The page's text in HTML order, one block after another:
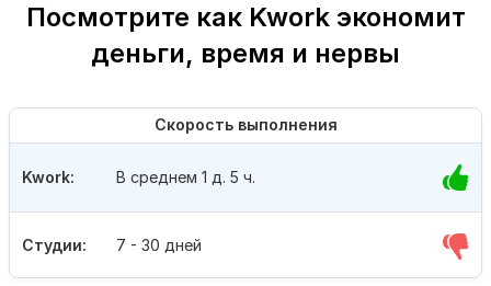
Посмотрите как Kwork экономит
деньги, время и нервы
Скорость выполнения
Студии: 7 - 30 дней
Kwork: В среднем 1 д. 5 ч.